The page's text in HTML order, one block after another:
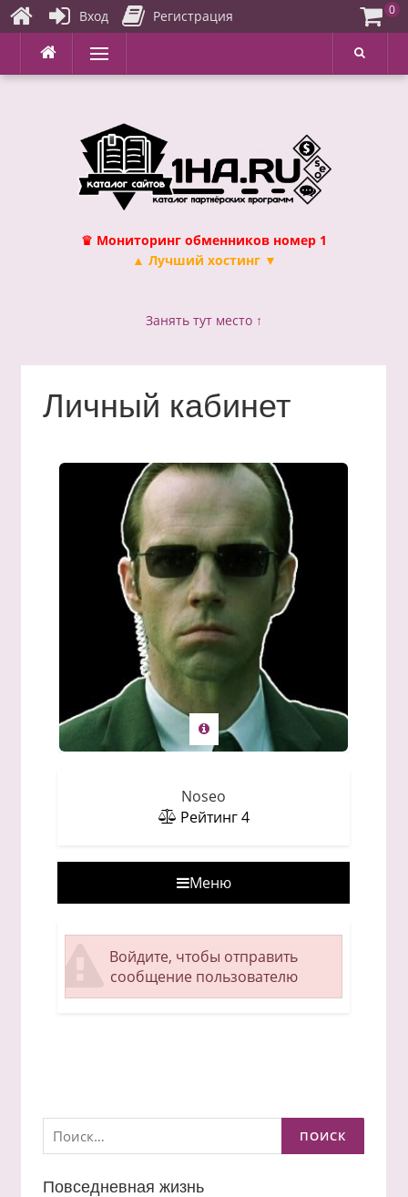
Перейти
содержимому
Меню
♛ Мониторинг обменников номер 1
▲ Лучший хостинг ▼
Занять тут место ↑
Личный кабинет
Noseo
Рейтинг4
Меню
Войдите, чтобы отправить
сообщение пользователю
Найти:
Повседневная жизнь
Вход Регистрация 0